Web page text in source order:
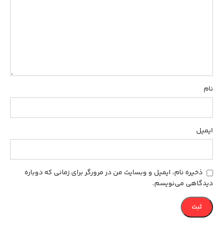
نام
ایمیل
ذخیره نام، ایمیل و وبسایت من در مرورگر برای زمانی که دوباره
دیدگاهی می‌نویسم.